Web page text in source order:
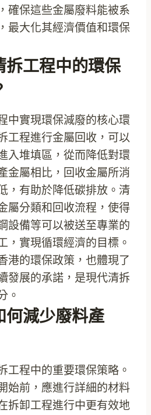
確保這些金屬廢料能被系
最大化其經濟價值和環保
拆工程中的環保
中實現環保減廢的核心環
工程進行金屬回收，可以
入堆填區，從而降低對環
金屬相比，回收金屬所消
，有助於降低碳排放。清
屬分類和回收流程，使得
設備等可以被送至專業的
，實現循環經濟的目標。
港的環保政策，也體現了
發展的承諾，是現代清拆
。
何減少廢料產
工程中的重要環保策略。
始前，應進行詳細的材料
拆卸工程進行中更有效地